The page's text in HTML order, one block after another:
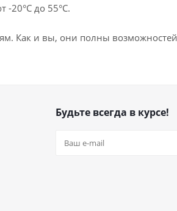
-20°C до 55°C.
Как и вы, они полны
Будьте всегда в курсе!